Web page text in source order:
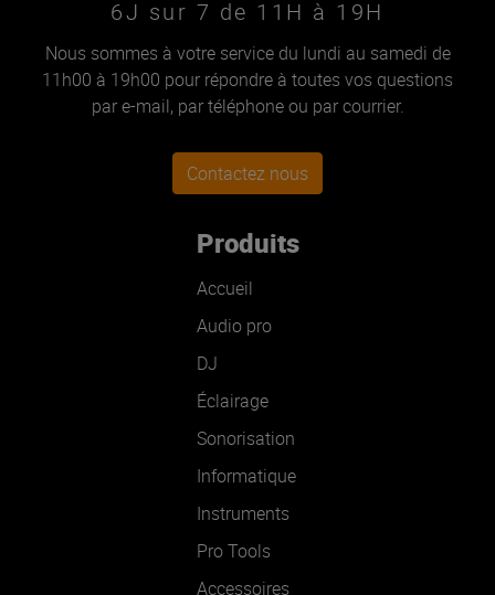
6J sur 7 de 11H à 19H
Nous sommes à votre service du lundi au samedi de
11h00 à 19h00 pour répondre à toutes vos questions
par e-mail, par téléphone ou par courrier.
Contactez nous
Produits
Accueil
Audio pro
DJ
Éclairage
Sonorisation
Informatique
Instruments
Pro Tools
Accessoires